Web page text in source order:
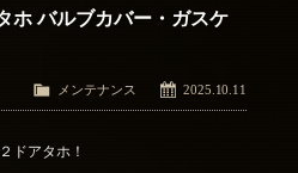
ホ バルブカバー・ガスケ
2025.10.11
メンテナンス
ドアタホ！